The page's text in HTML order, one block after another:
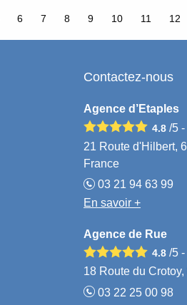
6 7 8 9 10 11 12
Contactez-nous
Agence d’Etaples
4.8 /5 -
21 Route d'Hilbert,
France
03 21 94 63 99
En savoir +
Agence de Rue
4.8 /5 -
18 Route du
03 22 25 00 98